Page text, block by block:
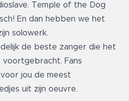
Temple of the Dog
En dan hebben we het
solowerk.
de beste zanger die het
Fans
jou de meest
uit zijn oeuvre.